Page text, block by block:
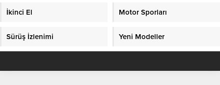
İkinci El Motor Sporları
Sürüş İzlenimi Yeni Modeller